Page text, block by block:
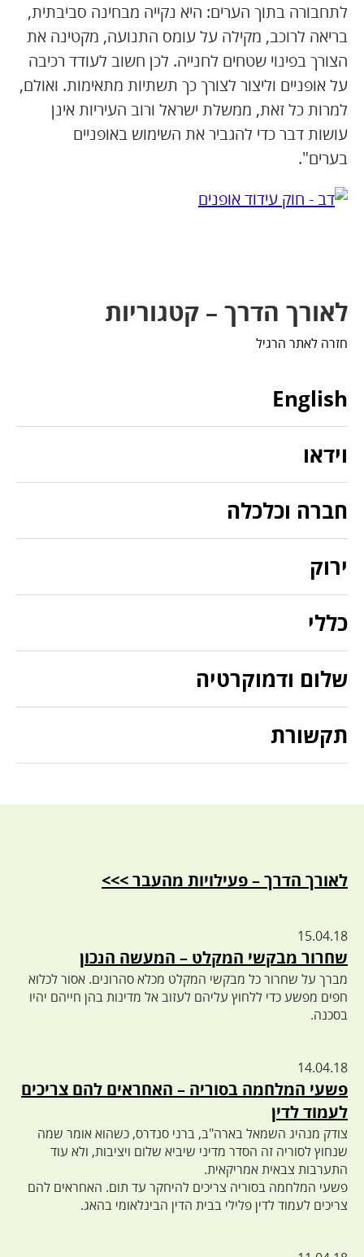
לתחבורה בתוך הערים: היא נקייה מבחינה סביבתית,
בריאה לרוכב, מקילה על עומס התנועה, מקטינה את
הצורך בפינוי שטחים לחנייה. לכן חשוב לעודד רכיבה
על אופניים וליצור לצורך כך תשתיות מתאימות. ואולם,
למרות כל זאת, ממשלת ישראל ורוב העיריות אינן
עושות דבר כדי להגביר את השימוש באופניים
בערים".
לאורך הדרך – קטגוריות
חזרה לאתר הרגיל
English
וידאו
חברה וכלכלה
ירוק
כללי
שלום ודמוקרטיה
תקשורת
לאורך הדרך – פעילויות מהעבר >>>
15.04.18
שחרור מבקשי המקלט – המעשה הנכון
מברך על שחרור כל מבקשי המקלט מכלא סהרונים. אסור לכלוא
חפים מפשע כדי ללחוץ עליהם לעזוב אל מדינות בהן חייהם יהיו
בסכנה.
14.04.18
פשעי המלחמה בסוריה – האחראים להם צריכים
לעמוד לדין
צודק מנהיג השמאל בארה"ב, ברני סנדרס, כשהוא אומר שמה
שנחוץ לסוריה זה הסדר מדיני שיביא שלום ויציבות, ולא עוד
התערבות צבאית אמריקאית.
פשעי המלחמה בסוריה צריכים להיחקר עד תום. האחראים להם
צריכים לעמוד לדין פלילי בבית הדין הבינלאומי בהאג.